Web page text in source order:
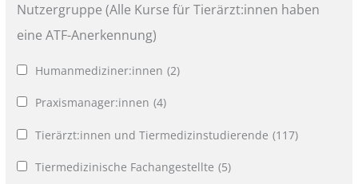
Nutzergruppe (Alle Kurse für Tierärzt:innen haben
eine ATF-Anerkennung)
Humanmediziner:innen (2)
Praxismanager:innen (4)
Tierärzt:innen und Tiermedizinstudierende (117)
Tiermedizinische Fachangestellte (5)